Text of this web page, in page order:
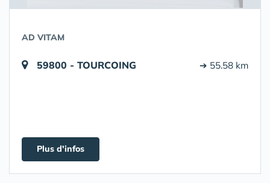
AD VITAM
59800 - TOURCOING ➔ 55.58 km
Plus d'infos